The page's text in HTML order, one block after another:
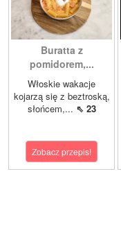
Buratta z
pomidorem,...
Włoskie wakacje
kojarzą się z beztroską,
słońcem,... ⇖ 23
Zobacz przepis!